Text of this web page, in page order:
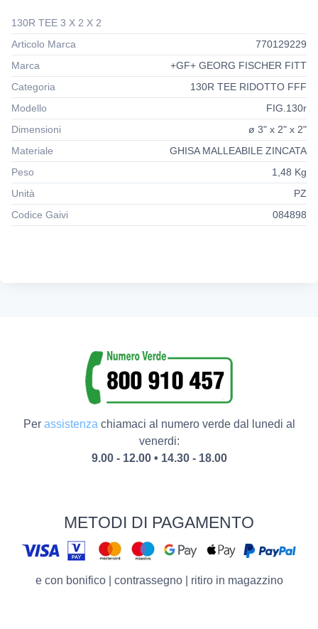
130R TEE 3 X 2 X 2
Articolo Marca
770129229
Marca
+GF+ GEORG FISCHER FITT
Categoria
130R TEE RIDOTTO FFF
Modello
FIG.130r
Dimensioni
ø 3" x 2" x 2"
Materiale
GHISA MALLEABILE ZINCATA
Peso
1,48 Kg
Unità
PZ
Codice Gaivi
084898
Per assistenzachiamaci al numero verde dal lunedi al
venerdi:
9.00 - 12.00 • 14.30 - 18.00
METODI DI PAGAMENTO
e con bonifico | contrassegno | ritiro in magazzino